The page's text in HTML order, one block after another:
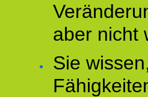
aber nicht
Sie